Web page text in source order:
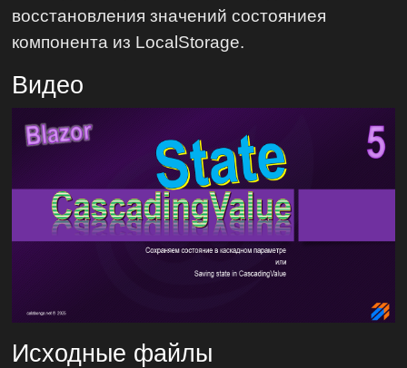
восстановления значений состояниея
компонента из LocalStorage.
Видео
Исходные файлы